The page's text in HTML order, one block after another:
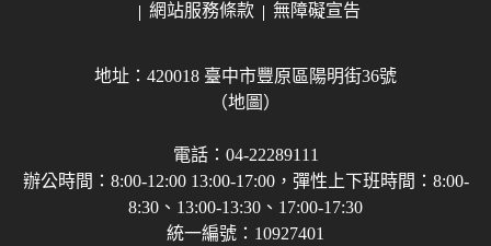
網站服務條款
無障礙宣告
地址：420018 臺中市豐原區陽明街36號
（地圖）
電話：04-22289111
辦公時間：8:00-12:00 13:00-17:00，彈性上下班時間：8:00-
8:30、13:00-13:30、17:00-17:30
統一編號：10927401